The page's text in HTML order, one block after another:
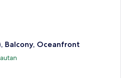
Balcony, Oceanfront